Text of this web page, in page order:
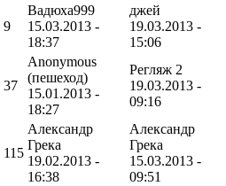
9
Вадюха999
15.03.2013 -
18:37
джей
19.03.2013 -
15:06
37
Anonymous
(пешеход)
15.01.2013 -
18:27
Регляж 2
19.03.2013 -
09:16
115
Александр
Грека
19.02.2013 -
16:38
Александр
Грека
15.03.2013 -
09:51